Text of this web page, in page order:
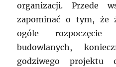
organizacji. Przede
zapominać o tym, że
ogóle rozpoczęcie
budowlanych,
godziwego projektu